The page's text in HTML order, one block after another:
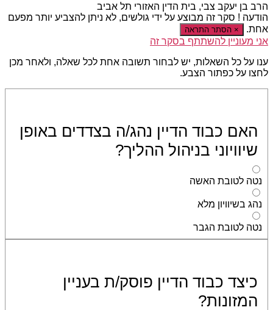
הרב בן יעקב צבי, בית הדין האזורי תל אביב
הודעה ! סקר זה מבוצע על ידי גולשים, לא ניתן להצביע יותר מפעם
אחת.
× הסתר התראה
אני מעוניין להשתתף בסקר זה
ענו על כל השאלות, יש לבחור תשובה אחת לכל שאלה, ולאחר מכן
לחצו על כפתור הצבע.
האם כבוד הדיין נהג/ה בצדדים באופן
שיוויוני בניהול ההליך?
נטה לטובת האשה
נהג בשיוויון מלא
נטה לטובת הגבר
כיצד כבוד הדיין פוסק/ת בעניין
המזונות?